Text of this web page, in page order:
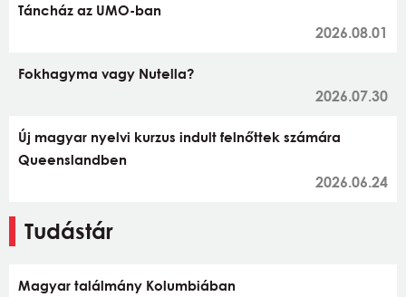
Táncház az UMO-ban
2026.08.01
Fokhagyma vagy Nutella?
2026.07.30
Új magyar nyelvi kurzus indult felnőttek számára
Queenslandben
2026.06.24
Tudástár
Magyar találmány Kolumbiában